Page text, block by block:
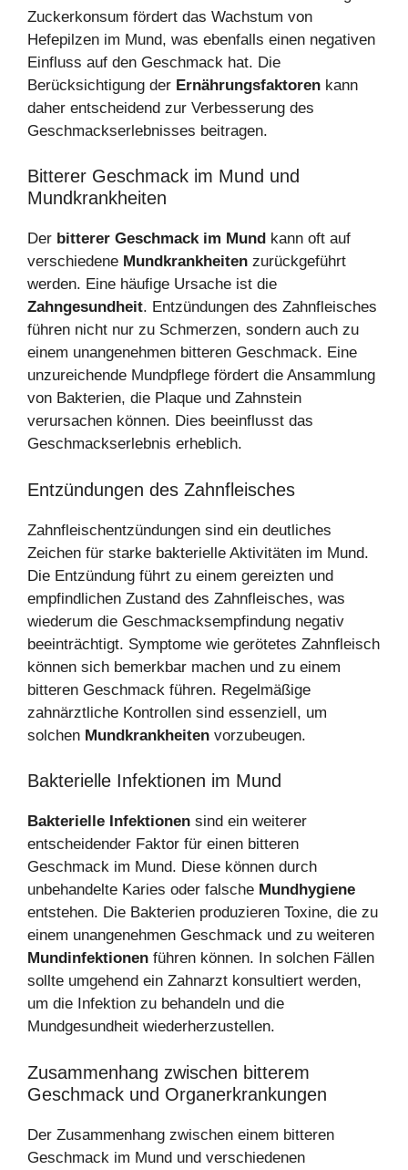
Zuckerkonsum fördert das Wachstum von
Hefepilzen im Mund, was ebenfalls einen negativen
Einfluss auf den Geschmack hat. Die
Berücksichtigung der Ernährungsfaktoren kann
daher entscheidend zur Verbesserung des
Geschmackserlebnisses beitragen.
Bitterer Geschmack im Mund und
Mundkrankheiten
Der bitterer Geschmack im Mund kann oft auf
verschiedene Mundkrankheiten zurückgeführt
werden. Eine häufige Ursache ist die
Zahngesundheit. Entzündungen des Zahnfleisches
führen nicht nur zu Schmerzen, sondern auch zu
einem unangenehmen bitteren Geschmack. Eine
unzureichende Mundpflege fördert die Ansammlung
von Bakterien, die Plaque und Zahnstein
verursachen können. Dies beeinflusst das
Geschmackserlebnis erheblich.
Entzündungen des Zahnfleisches
Zahnfleischentzündungen sind ein deutliches
Zeichen für starke bakterielle Aktivitäten im Mund.
Die Entzündung führt zu einem gereizten und
empfindlichen Zustand des Zahnfleisches, was
wiederum die Geschmacksempfindung negativ
beeinträchtigt. Symptome wie gerötetes Zahnfleisch
können sich bemerkbar machen und zu einem
bitteren Geschmack führen. Regelmäßige
zahnärztliche Kontrollen sind essenziell, um
solchen Mundkrankheiten vorzubeugen.
Bakterielle Infektionen im Mund
Bakterielle Infektionen sind ein weiterer
entscheidender Faktor für einen bitteren
Geschmack im Mund. Diese können durch
unbehandelte Karies oder falsche Mundhygiene
entstehen. Die Bakterien produzieren Toxine, die zu
einem unangenehmen Geschmack und zu weiteren
Mundinfektionen führen können. In solchen Fällen
sollte umgehend ein Zahnarzt konsultiert werden,
um die Infektion zu behandeln und die
Mundgesundheit wiederherzustellen.
Zusammenhang zwischen bitterem
Geschmack und Organerkrankungen
Der Zusammenhang zwischen einem bitteren
Geschmack im Mund und verschiedenen